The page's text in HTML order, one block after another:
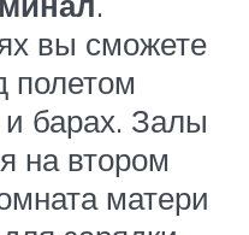
вы сможете
полетом
барах. Залы
на втором
матери